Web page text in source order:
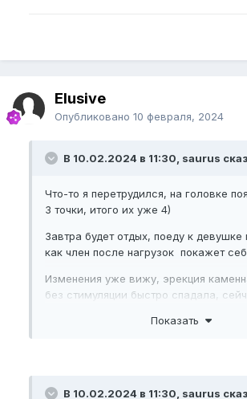
Elusive
Опубликовано 10 февраля, 2024
В 10.02.2024 в 11:30, saurus
Что-то я перетрудился, на головке
3 точки, итого их уже 4)
Завтра будет отдых, поеду к
как член после нагрузок покажет
Изменения уже вижу, эрекция
без стимуляции быстро спадала,
победил ЭД в 20 лет, если кому
Показать
В 10.02.2024 в 11:30, saurus